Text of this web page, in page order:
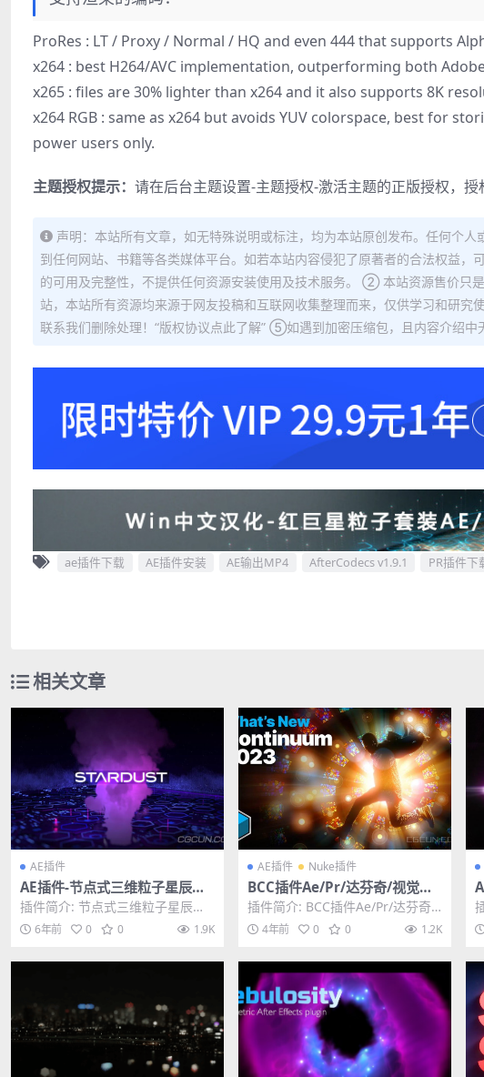
ProRes : LT / Proxy / Normal / HQ and even 444 that supports
x264 : best H264/AVC implementation, outperforming both
x265 : files are 30% lighter than x264 and it also supports 8K
x264 RGB : same as x264 but avoids YUV colorspace, best for
power users only.
主题授权提示： 请在后台主题设置-主题授权-激活主题的正版授权，授
声明：本站所有文章，如无特殊说明或标注，均为本站原创发布。任何个
到任何网站、书籍等各类媒体平台。如若本站内容侵犯了原著者的合法权益
的可用及完整性，不提供任何资源安装使用及技术服务。 ② 本站资源售价
站，本站所有资源均来源于网友投稿和互联网收集整理而来，仅供学习和研
联系我们删除处理！“版权协议点此了解” ⑤如遇到加密压缩包，且内容介绍
ae插件下载 AE插件安装 AE输出MP4 AfterCodecs v1.9.1 PR插件下
相关文章
AE插件
AE插件-节点式三维粒子星辰特
效插件 Superluminal Stardu
st 1.6.0 Win破解版
插件简介: 节点式三维粒子星辰特
效插件 Superluminal Stardus...
6年前 0 0 1.9K
AE插件 Nuke插件
BCC插件Ae/Pr/达芬奇/视觉特
效转场插件Continuum 2023 v
16.0.0 for Nuke/OFX Win
插件简介: BCC插件Ae/Pr/达芬奇/
视觉特效转场插件Continuum 2...
4年前 0 0 1.2K
in